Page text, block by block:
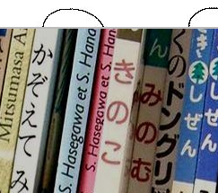
page